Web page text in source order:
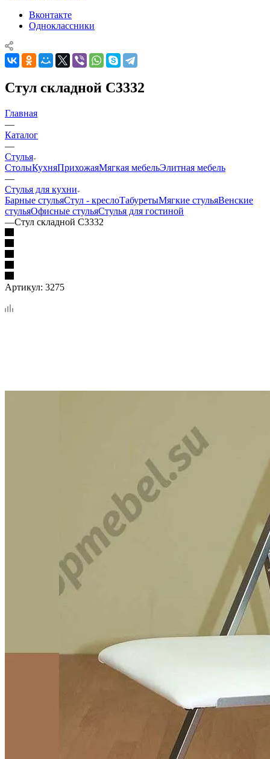
Вконтакте
Одноклассники
Стул складной С3332
Главная
—
Каталог
—
Стулья
СтолыКухняПрихожаяМягкая мебельЭлитная мебель
—
Стулья для кухни
Барные стульяСтул - креслоТабуретыМягкие стульяВенские
стульяОфисные стульяСтулья для гостиной
—Стул складной С3332
Артикул: 3275